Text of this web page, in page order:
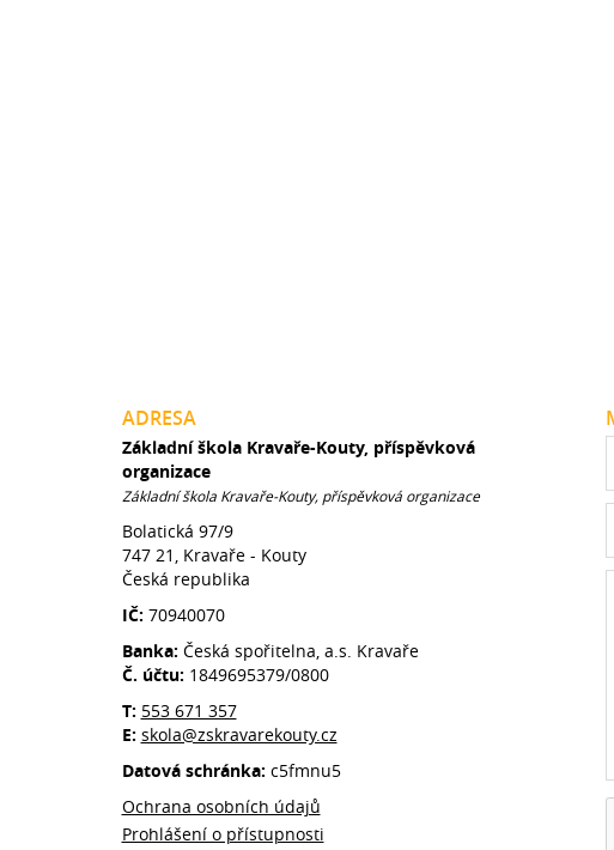
ADRESA
Základní škola Kravaře-Kouty, příspěvková
organizace
Základní škola Kravaře-Kouty, příspěvková organizace
Bolatická 97/9
747 21, Kravaře - Kouty
Česká republika
IČ: 70940070
Banka: Česká spořitelna, a.s. Kravaře
Č. účtu: 1849695379/0800
T: 553 671 357
E: skola@zskravarekouty.cz
Datová schránka: c5fmnu5
Ochrana osobních údajů
Prohlášení o přístupnosti